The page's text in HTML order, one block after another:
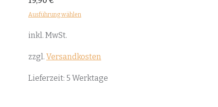
Ausführung wählen
Produkt
weist
Varianten
inkl. MwSt.
zzgl. Versandkosten
Lieferzeit: 5 Werktage